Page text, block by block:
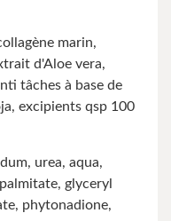
marin,
d'Aloe vera,
tâches à base de
excipients qsp 100
urea, aqua,
glyceryl
phytonadione,